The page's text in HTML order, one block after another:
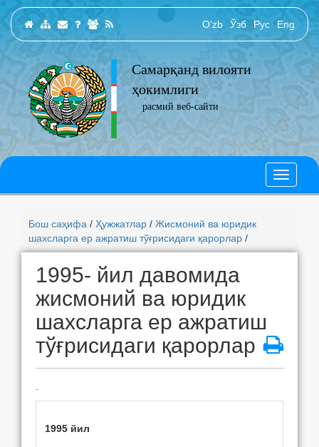
O‘zb Ўзб Рус Eng
Самарқанд вилояти
ҳокимлиги
расмий веб-сайти
Бош саҳифа / Ҳужжатлар / Жисмоний ва юридик
шахсларга ер ажратиш тўғрисидаги қарорлар /
1995- йил давомида
жисмоний ва юридик
шахсларга ер ажратиш
тўғрисидаги қарорлар
1995 йил